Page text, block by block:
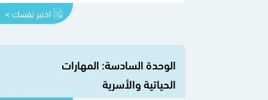
اختبر نفسك >
الوحدة السادسة: المهارات
الحياتية والأسرية